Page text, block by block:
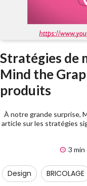
Stratégies de
Mind the
produits
À notre grande surprise,
article sur les stratégies
3
Design BRICOLAGE